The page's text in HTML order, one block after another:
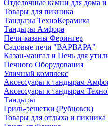
Отделочные камни для дома
Товары для пикника
Тандыры ТехноКерамика
Тандыры Амфора
Печи-казаны Ферингер
Садовые печи "ВАРВАРА"
Казан-мангал и Печь для
Печного Оборудования
Уличный комплекс
Аксессуары к тандырам
Аксессуары к тандырам
Тандыры
Гриль-решетки (Рубцовск)
Товары для отдыха и